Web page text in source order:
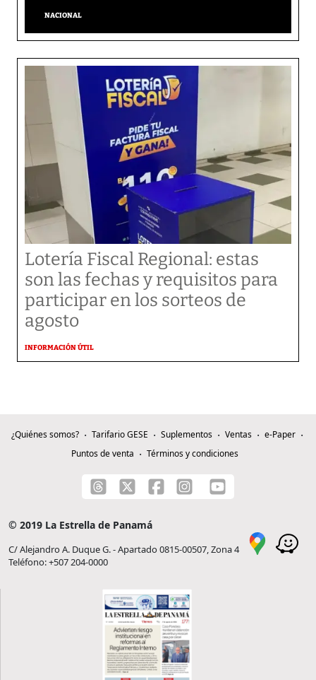
NACIONAL
Lotería Fiscal Regional: estas
son las fechas y requisitos para
participar en los sorteos de
agosto
INFORMACIÓN ÚTIL
¿Quiénes somos? Tarifario GESE Suplementos Ventas
e-Paper
Puntos de venta
Términos y condiciones
© 2019 La Estrella de Panamá
C/ Alejandro A. Duque G. - Apartado 0815-00507, Zona 4
Teléfono: +507 204-0000